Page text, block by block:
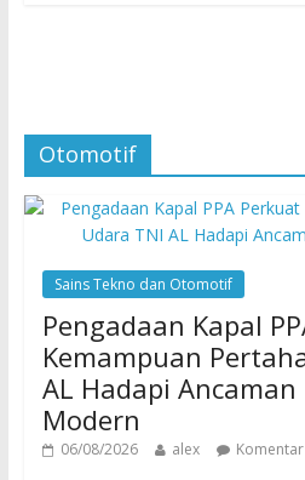
Otomotif
Sains Tekno dan Otomotif
Pengadaan Kapal
Kemampuan
AL Hadapi
Modern
06/08/2026 alex